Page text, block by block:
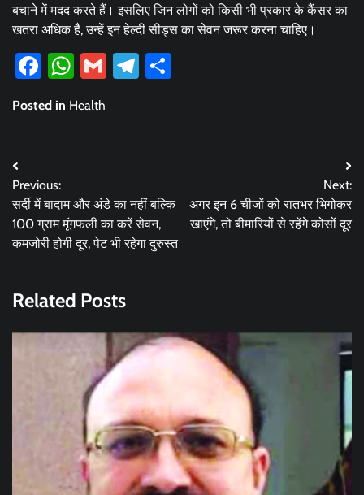
बचाने में मदद करते हैं। इसलिए जिन लोगों को किसी भी प्रकार के कैंसर का
खतरा अधिक है, उन्हें इन हेल्दी सीड्स का सेवन जरूर करना चाहिए।
Facebook
WhatsApp
GmailTelegram
Posted in Health
Post
navigation
Previous:
सर्दी में बादाम और अंडे का नहीं बल्कि
100 ग्राम मूंगफली का करें सेवन,
कमजोरी होगी दूर, पेट भी रहेगा दुरुस्त
Next:
अगर इन 6 चीजों को रातभर भिगोकर
खाएंगे, तो बीमारियों से रहेंगे कोसों दूर
Related Posts